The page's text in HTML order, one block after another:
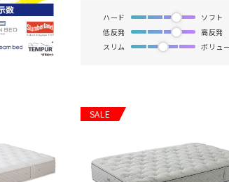
ハード
ソフト
低反発
高反発
スリム
ボリュ
SALE